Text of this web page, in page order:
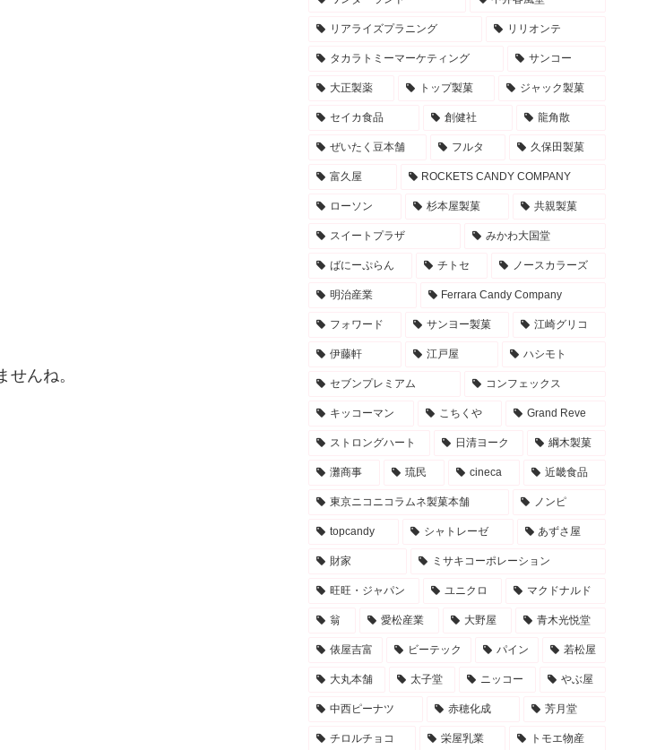
んね。
リアライズプラニング リリオンテ
タカラトミーマーケティング サンコー
大正製薬 トップ製菓 ジャック製菓
セイカ食品 創健社 龍角散
ぜいたく豆本舗 フルタ 久保田製菓
富久屋 ROCKETS CANDY COMPANY
ローソン 杉本屋製菓 共親製菓
スイートプラザ みかわ大国堂
ばにーぷらん チトセ ノースカラーズ
明治産業 Ferrara Candy Company
フォワード サンヨー製菓 江崎グリコ
伊藤軒 江戸屋 ハシモト
セブンプレミアム コンフェックス
キッコーマン こちくや Grand Reve
ストロングハート 日清ヨーク 綱木製菓
灘商事 琉民 cineca 近畿食品
東京ニコニコラムネ製菓本舗 ノンピ
topcandy シャトレーゼ あずさ屋
財家 ミサキコーポレーション
旺旺・ジャパン ユニクロ マクドナルド
翁 愛松産業 大野屋 青木光悦堂
俵屋吉富 ビーテック パイン 若松屋
大丸本舗 太子堂 ニッコー やぶ屋
中西ピーナツ 赤穂化成 芳月堂
チロルチョコ 栄屋乳業 トモエ物産